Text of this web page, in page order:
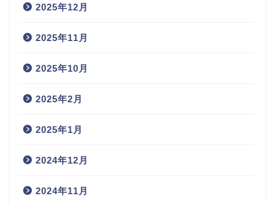
2025年12月
2025年11月
2025年10月
2025年2月
2025年1月
2024年12月
2024年11月